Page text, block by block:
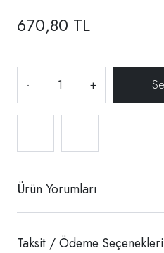
670,80 TL
- +
Ürün Yorumları
Taksit / Ödeme Seçenekleri